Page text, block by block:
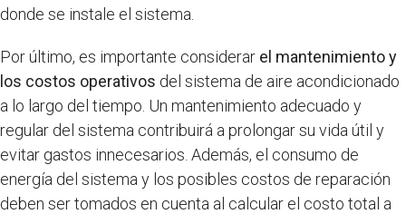
donde se instale el sistema.
Por último, es importante considerar el mantenimiento y
los costos operativos del sistema de aire acondicionado
a lo largo del tiempo. Un mantenimiento adecuado y
regular del sistema contribuirá a prolongar su vida útil y
evitar gastos innecesarios. Además, el consumo de
energía del sistema y los posibles costos de reparación
deben ser tomados en cuenta al calcular el costo total a